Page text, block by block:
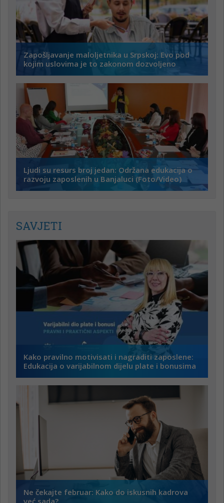
Zapošljavanje maloljetnika u Srpskoj: Evo pod
kojim uslovima je to zakonom dozvoljeno
Ljudi su resurs broj jedan: Održana edukacija o
razvoju zaposlenih u Banjaluci (Foto/Video)
SAVJETI
Kako pravilno motivisati i nagraditi zaposlene:
Edukacija o varijabilnom dijelu plate i bonusima
Ne čekajte februar: Kako do iskusnih kadrova